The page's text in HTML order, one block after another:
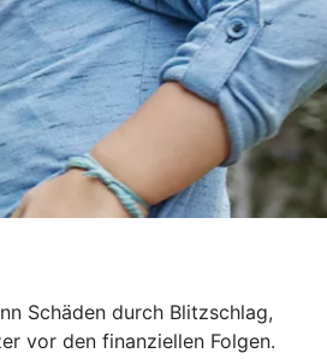
Schäden durch Blitzschlag,
vor den finanziellen Folgen.